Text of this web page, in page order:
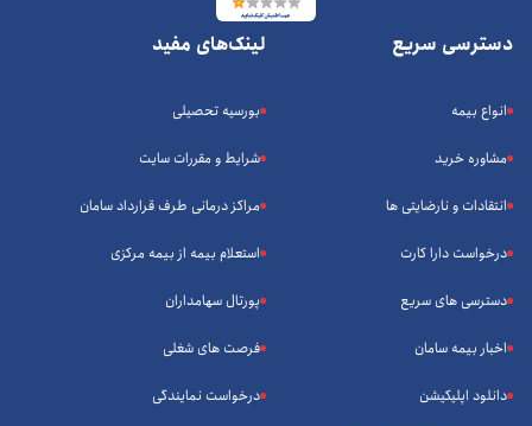
دسترسی سریع
انواع بیمه
مشاوره خرید
انتقادات و نارضایتی ها
درخواست دارا کارت
دسترسی های سریع
اخبار بیمه سامان
دانلود اپلیکیشن
لینک‌های مفید
بورسیه تحصیلی
شرایط و مقررات سایت
مراکز درمانی طرف قرارداد سامان
استعلام بیمه از بیمه مرکزی
پورتال سهامداران
فرصت های شغلی
درخواست نمایندگی